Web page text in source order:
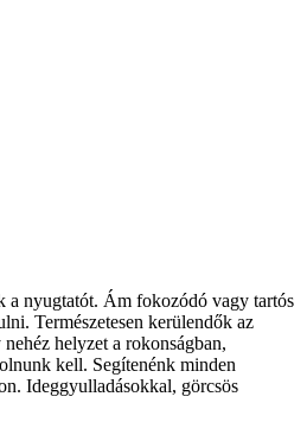
a nyugtatót. Ám fokozódó vagy tartós
Természetesen kerülendők az
helyzet a rokonságban,
kell. Segítenénk minden
Ideggyulladásokkal, görcsös